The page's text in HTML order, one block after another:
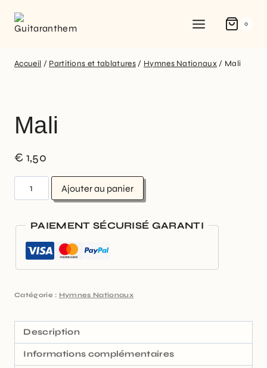
0
Accueil / Partitions et tablatures / Hymnes Nationaux / Mali
Mali
€ 1,50
Ajouter au panier
PAIEMENT SÉCURISÉ GARANTI
Catégorie : Hymnes Nationaux
Description
Informations complémentaires